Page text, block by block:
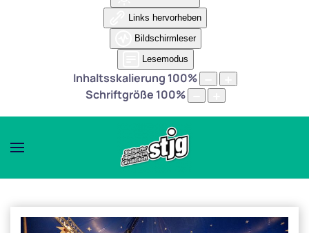
Links hervorheben
Bildschirmleser
Lesemodus
Inhaltsskalierung 100%
Schriftgröße 100%